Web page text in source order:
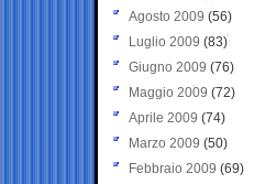
Agosto 2009 (56)
Luglio 2009 (83)
Giugno 2009 (76)
Maggio 2009 (72)
Aprile 2009 (74)
Marzo 2009 (50)
Febbraio 2009 (69)